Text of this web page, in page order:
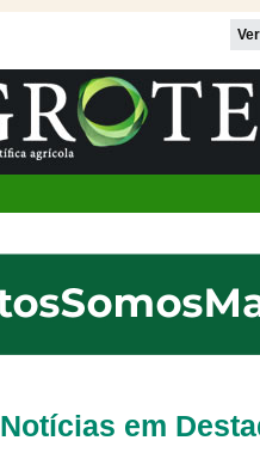
Notícias em